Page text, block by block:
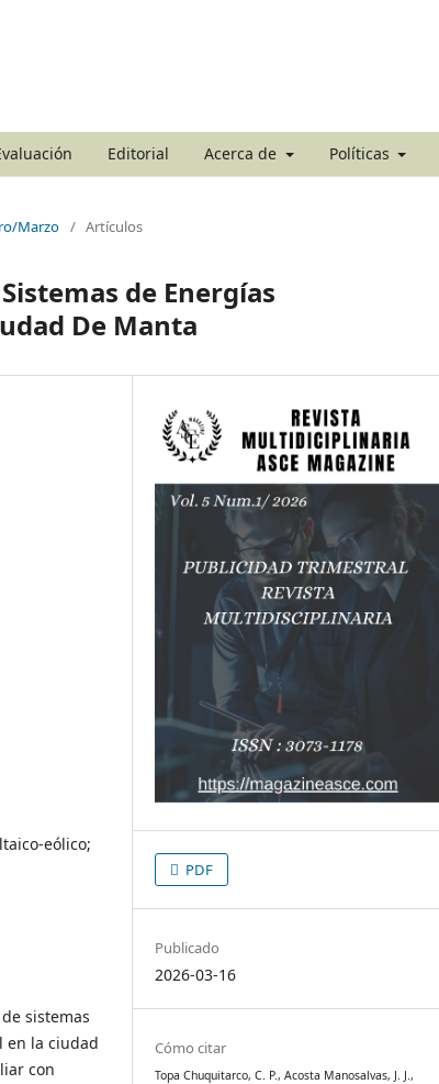
Editorial Acerca de Políticas
Marzo / Artículos
de Energías
De Manta
eólico;
sistemas
en la ciudad
con
PDF
Publicado
2026-03-16
Cómo citar
Topa Chuquitarco, C. P., Acosta Manosalvas, J. J.,